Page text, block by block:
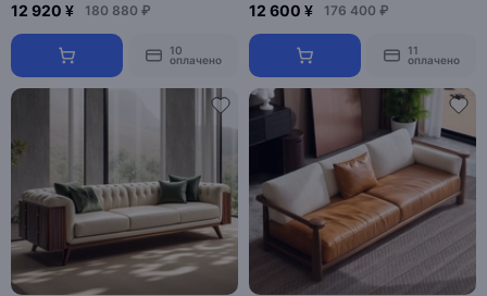
12 920 ¥ 180 880 ₽
10
оплачено
12 600 ¥ 176 400 ₽
11
оплачено